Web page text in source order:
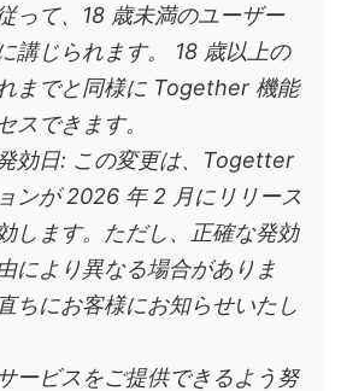
って、18 歳未満のユーザー
講じられます。 18 歳以上の
までと同様に Together 機能
スできます。
効日: この変更は、Togetter
ンが 2026 年 2 月にリリース
します。ただし、正確な発効
により異なる場合がありま
ちにお客様にお知らせいたし
ービスをご提供できるよう努